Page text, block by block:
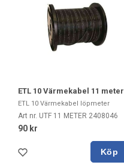
ETL 10 Värmekabel 11 meter
ETL 10 Värmekabel löpmeter
Art nr. UTF 11 METER 2408046
90 kr
Köp